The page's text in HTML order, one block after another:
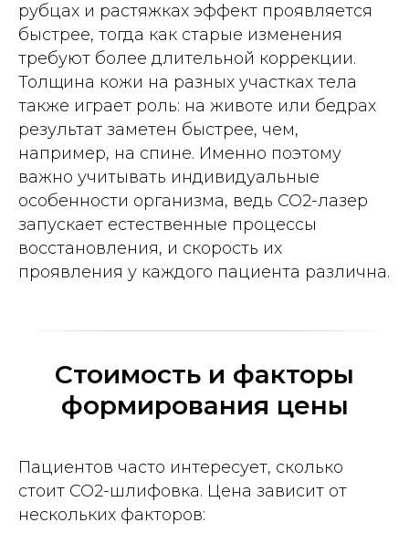
рубцах и растяжках эффект проявляется
быстрее, тогда как старые изменения
требуют более длительной коррекции.
Толщина кожи на разных участках тела
также играет роль: на животе или бедрах
результат заметен быстрее, чем,
например, на спине. Именно поэтому
важно учитывать индивидуальные
особенности организма, ведь CO2-лазер
запускает естественные процессы
восстановления, и скорость их
проявления у каждого пациента различна.
Стоимость и факторы
формирования цены
Пациентов часто интересует, сколько
стоит CO2-шлифовка. Цена зависит от
нескольких факторов: